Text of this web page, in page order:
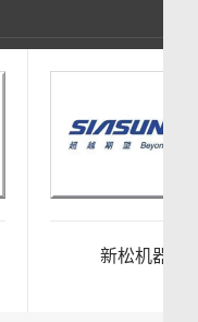
新松机器人